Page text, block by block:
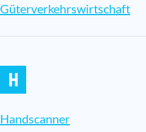
Güterverkehrswirtschaft
H
Handscanner